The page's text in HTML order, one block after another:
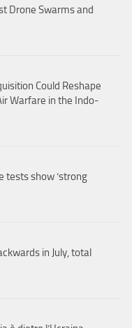
Drone Swarms and
Could Reshape
Warfare in the Indo-
tests show ‘strong
in July, total